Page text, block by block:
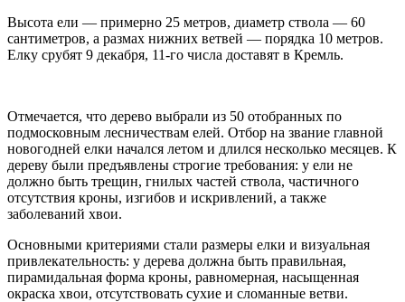
Высота ели — примерно 25 метров, диаметр ствола — 60
сантиметров, а размах нижних ветвей — порядка 10 метров.
Елку срубят 9 декабря, 11-го числа доставят в Кремль.
Отмечается, что дерево выбрали из 50 отобранных по
подмосковным лесничествам елей. Отбор на звание главной
новогодней елки начался летом и длился несколько месяцев. К
дереву были предъявлены строгие требования: у ели не
должно быть трещин, гнилых частей ствола, частичного
отсутствия кроны, изгибов и искривлений, а также
заболеваний хвои.
Основными критериями стали размеры елки и визуальная
привлекательность: у дерева должна быть правильная,
пирамидальная форма кроны, равномерная, насыщенная
окраска хвои, отсутствовать сухие и сломанные ветви.